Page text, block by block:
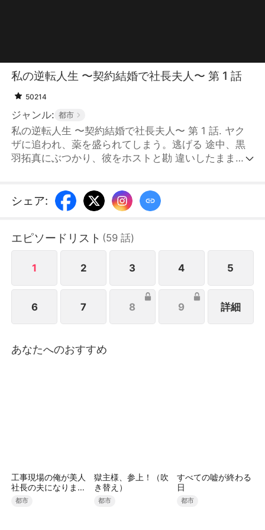
私の逆転人生 〜契約結婚で社長夫人〜 第 1 話
50214
ジャンル: 都市
私の逆転人生 〜契約結婚で社長夫人〜 第 1 話. ヤク
ザに追われ、薬を盛られてしまう。逃げる 途中、黒
羽拓真にぶつかり、彼をホストと勘 違いしたまま一
ため、優芽に契 約結婚を提案する。 こうして社長夫
人となった優芽は、佐藤家の お嬢様・冷奈に嫉妬さ
かし、優芽が困 難に直面するたびに、拓真が必ず現
れて彼女 を守ってくれる。そんな中で、二人の心の
距 離も徐々に縮まっていく――。
シェア:
エピソードリスト (59 話)
1 2 3 4 5
6 7 8 9 詳細
あなたへのおすすめ
工事現場の俺が美人
社長の夫になりまし
た
都市
獄主様、参上！（吹
き替え）
都市
すべての嘘が終わる
日
都市